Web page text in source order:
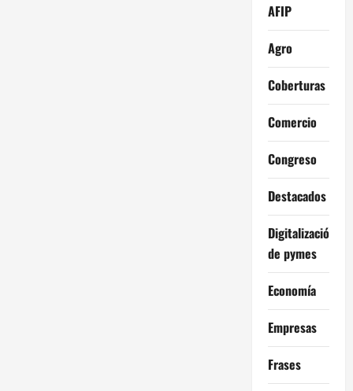
AFIP
Agro
Coberturas
Comercio
Congreso
Destacados
Digitalización
de pymes
Economía
Empresas
Frases